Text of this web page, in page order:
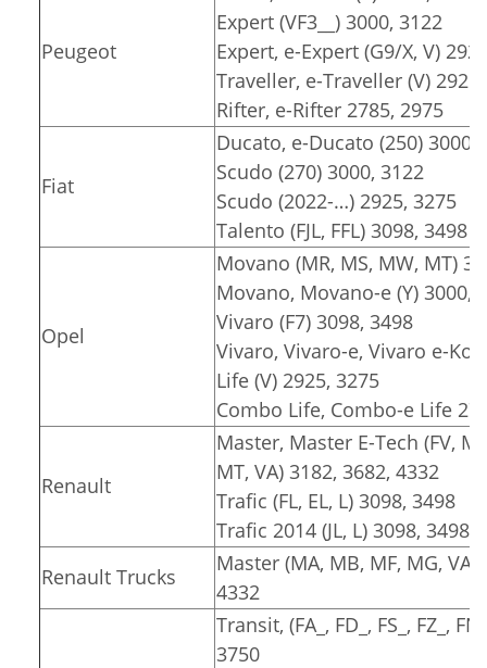
Peugeot
Expert (VF3__) 3000, 3122
Expert, e-Expert (G9/X, V)
Traveller, e-Traveller (V)
Rifter, e-Rifter 2785, 2975
Fiat
Ducato, e-Ducato (250) 3000,
Scudo (270) 3000, 3122
Scudo (2022-…) 2925, 3275
Talento (FJL, FFL) 3098, 3498
Opel
Movano (MR, MS, MW, MT)
Movano, Movano-e (Y) 3000,
Vivaro (F7) 3098, 3498
Vivaro, Vivaro-e, Vivaro e-
Life (V) 2925, 3275
Combo Life, Combo-e Life
Renault
Master, Master E-Tech (FV,
MT, VA) 3182, 3682, 4332
Trafic (FL, EL, L) 3098, 3498
Trafic 2014 (JL, L) 3098, 3498
Renault Trucks
Master (MA, MB, MF, MG, VA,
4332
Transit, (FA_, FD_, FS_, FZ_,
3750